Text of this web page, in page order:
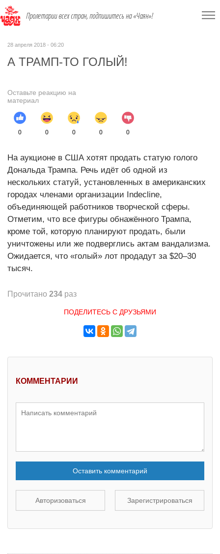
Пролетарии всех стран, подпишитесь на «Чаян»!
28 апреля 2018 - 06:20
А ТРАМП-ТО ГОЛЫЙ!
Оставьте реакцию на
материал
0 0 0 0 0
На аукционе в США хотят продать статую голого
Дональда Трампа. Речь идёт об одной из
нескольких статуй, установленных в американских
городах членами организации Indecline,
объединяющей работников творческой сферы.
Отметим, что все фигуры обнажённого Трампа,
кроме той, которую планируют продать, были
уничтожены или же подверглись актам вандализма.
Ожидается, что «голый» лот продадут за $20–30
тысяч.
Прочитано 234 раз
ПОДЕЛИТЕСЬ С ДРУЗЬЯМИ
КОММЕНТАРИИ
Оставить комментарий
Авторизоваться Зарегистрироваться